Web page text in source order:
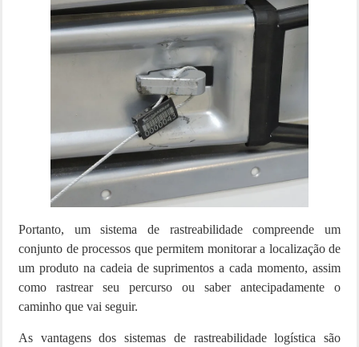
Portanto, um sistema de rastreabilidade compreende um
conjunto de processos que permitem monitorar a localização de
um produto na cadeia de suprimentos a cada momento, assim
como rastrear seu percurso ou saber antecipadamente o
caminho que vai seguir.
As vantagens dos sistemas de rastreabilidade logística são